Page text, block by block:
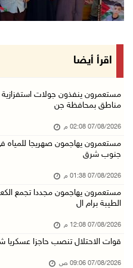
الاحتلال يقتحم بلدة طمون
محافظة القدس: انسحاب قوات
الطقس: أجواء صافية صيفية
تواصل انتهاكات الاحتلال
قوات الاحتلال تقتحم يعبد
06/آب/2026 10:49 م
48 إصابة منذ بدء عدوان الاحتلال على مخيم قلند ...
06/آب/2026 10:45 م
اقرأ أيضا
مستعمرون ينفذون جولات
مناطق بمحافظة جن
07/08/2026 02:08 م
مستعمرون يهاجمون صهريجا للمياه
جنوب شرق
07/08/2026 01:38 م
مستعمرون يهاجمون مجددا تجمع
الطيبة برام ال
07/08/2026 12:08 م
قوات الاحتلال تنصب حاجزا
07/08/2026 09:06 ص